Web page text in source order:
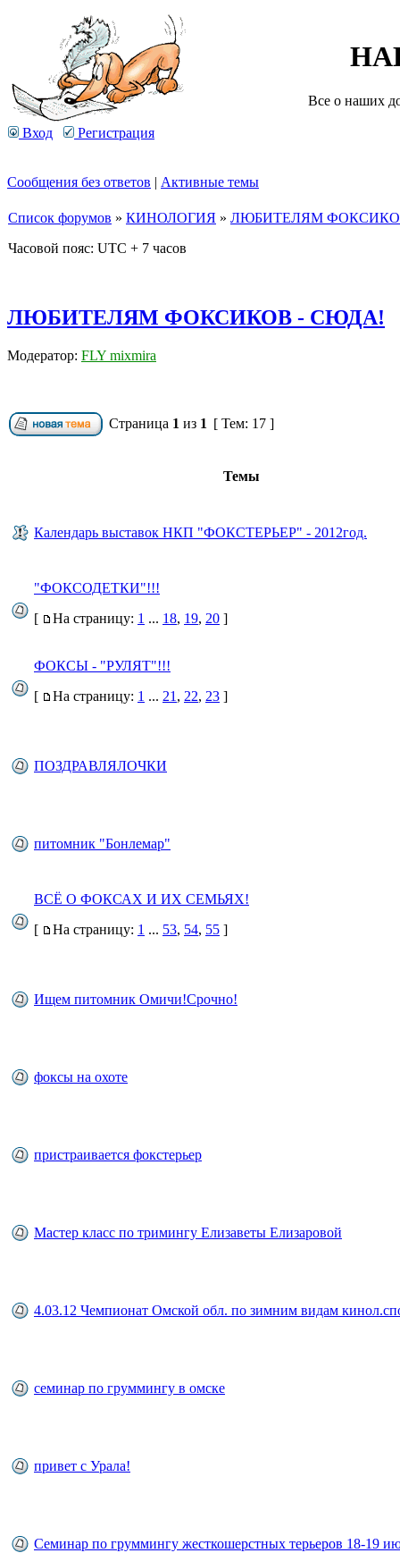
Все о наших
Вход Регистрация
Сообщения без ответов | Активные темы
Список форумов » КИНОЛОГИЯ » ЛЮБИТЕЛЯМ
Часовой пояс: UTC + 7 часов
ЛЮБИТЕЛЯМ ФОКСИКОВ - СЮДА!
Модератор: FLY mixmira
Страница 1 из 1 [ Тем: 17 ]
Темы
Календарь выставок НКП "ФОКСТЕРЬЕР" - 2012год.
"ФОКСОДЕТКИ"!!!
[
На страницу: 1 ... 18, 19, 20 ]
ФОКСЫ - "РУЛЯТ"!!!
[
На страницу: 1 ... 21 , 22, 23 ]
ПОЗДРАВЛЯЛОЧКИ
питомник "Бонлемар"
ВСЁ О ФОКСАХ И ИХ СЕМЬЯХ!
[
На страницу: 1 ... 53, 54, 55 ]
Ищем питомник Омичи!Срочно!
фоксы на охоте
пристраивается фокстерьер
Мастер класс по тримингу Елизаветы Елизаровой
4.03.12 Чемпионат Омской обл. по зимним видам
семинар по груммингу в омске
привет с Урала!
Семинар по груммингу жесткошерстных терьеров 18-19